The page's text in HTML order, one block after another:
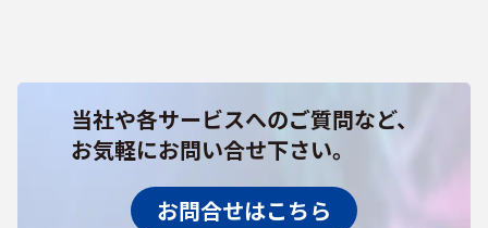
当社や各サービスへのご質問など、
お気軽にお問い合せ下さい。
お問合せはこちら